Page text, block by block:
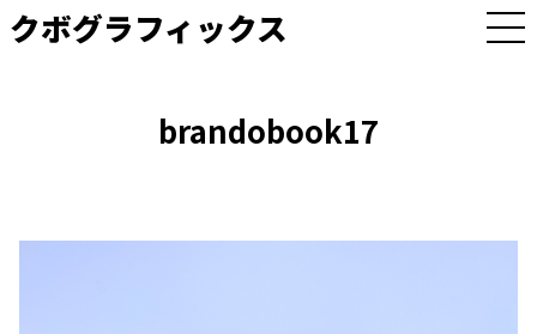
クボグラフィックス
M
E
brandobook17